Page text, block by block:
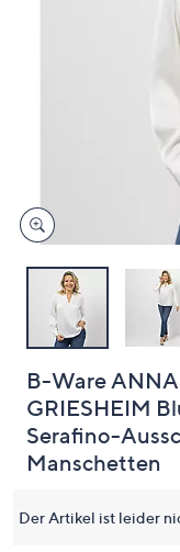
links
bzw.
diese
anzuzeigen.
B-Ware
GRIESHEIM
Serafino-
Manschetten
Der Artikel ist leider